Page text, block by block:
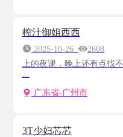
榨汁御姐西西
2025-10-26
2608
上的夜课，晚上还有点找
...
广东省-广州市
3T少妇芯芯